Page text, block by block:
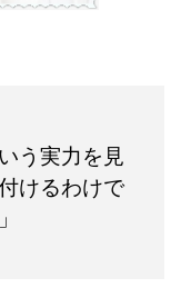
う実力を見
けるわけで